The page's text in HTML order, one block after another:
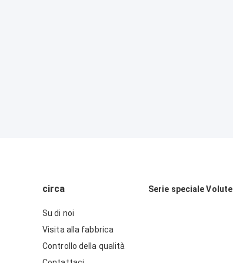
circa
Su di noi
Visita alla fabbrica
Controllo della qualità
Serie speciale Volute